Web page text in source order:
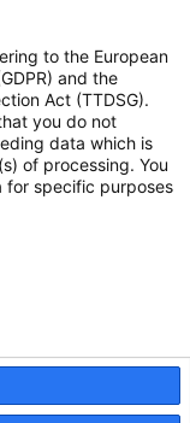
nach DIN EN
100 091350
für
ABZ Bayern
to the European
and the
Act (TTDSG).
you do not
data which is
of processing. You
for specific purposes